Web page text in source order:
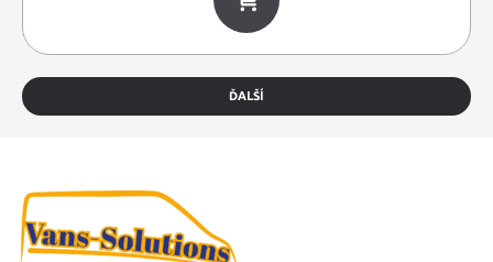
ĎALŠÍ